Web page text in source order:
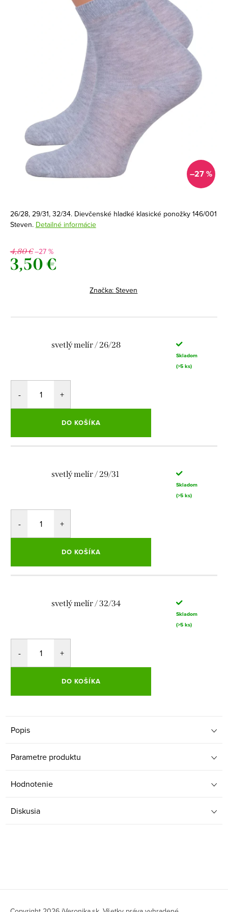
–27 %
26/28, 29/31, 32/34. Dievčenské hladké klasické ponožky 146/001
Steven. Detailné informácie
4,80 €–27 %
3,50 €
Značka:Steven
svetlý melír / 26/28
Skladom
(>5 ks)
DO KOŠÍKA
svetlý melír / 29/31
Skladom
(>5 ks)
DO KOŠÍKA
svetlý melír / 32/34
Skladom
(>5 ks)
DO KOŠÍKA
Popis
Parametre produktu
Hodnotenie
Diskusia